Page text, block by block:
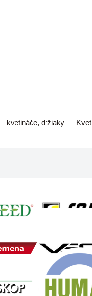
kvetináče, držiaky